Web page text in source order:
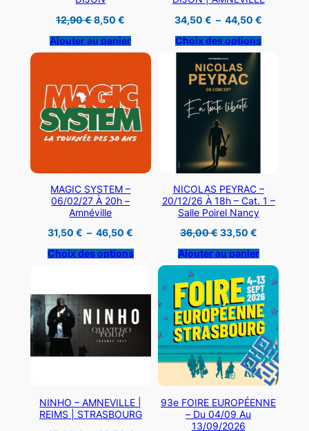
12,90€Le
prix
initial
était :
8,50€
actuel
est :
8,50 €.
Ajouter au panier
34,50€ – 44,50€
Choix des options
MAGIC SYSTEM –
06/02/27 À 20h –
Amnéville
31,50€ – 46,50€
prix :
31,50 €
Choix des options
NICOLAS PEYRAC –
20/12/26 À 18h – Cat. 1 –
Salle Poirel Nancy
36,00€ Le
prix
initial
était :
33,50 €Le
actuel
est :
33,50 €.
Ajouter au panier
NINHO – AMNEVILLE |
REIMS | STRASBOURG
93e FOIRE EUROPÉENNE
– Du 04/09 Au
13/09/2026